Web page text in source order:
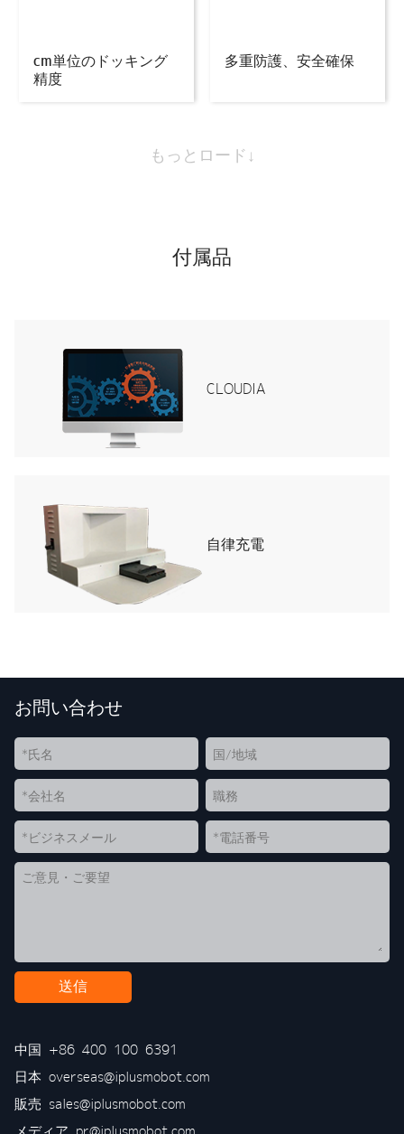
cm単位のドッキング
精度
多重防護、安全確保
もっとロード↓
付属品
CLOUDIA
自律充電
お問い合わせ
送信
中国 +86 400 100 6391
日本 overseas@iplusmobot.com
販売 sales@iplusmobot.com